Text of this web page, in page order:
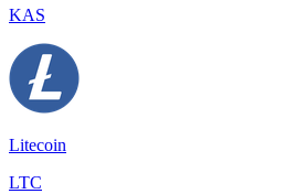
KAS
Litecoin
LTC